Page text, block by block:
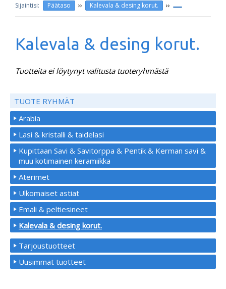
Päätaso ›› Kalevala & desing korut. ››
Kalevala & desing korut.
Tuotteita ei löytynyt valitusta tuoteryhmästä
TUOTE RYHMÄT
Arabia
Lasi & kristalli & taidelasi
Kupittaan Savi & Savitorppa & Pentik & Kerman savi &
muu kotimainen keramiikka
Aterimet
Ulkomaiset astiat
Emali & peltiesineet
Kalevala & desing korut.
Tarjoustuotteet
Uusimmat tuotteet